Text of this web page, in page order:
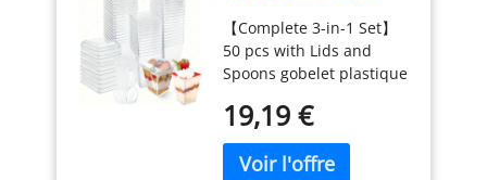
Verrine Plastique
Réutilisable 160ml,
Verrine Dessert
pour Crème Glacée
Pudding Mousse
Party Pique - Nique
【Complete 3-in-1 Set】
50 pcs with Lids and
Spoons gobelet plastique
gobelets en plastique
robustes (160ml/5 oz), 50
couvercles transparents
19,19 €